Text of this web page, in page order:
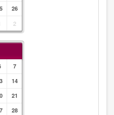
26
2
7
14
21
28